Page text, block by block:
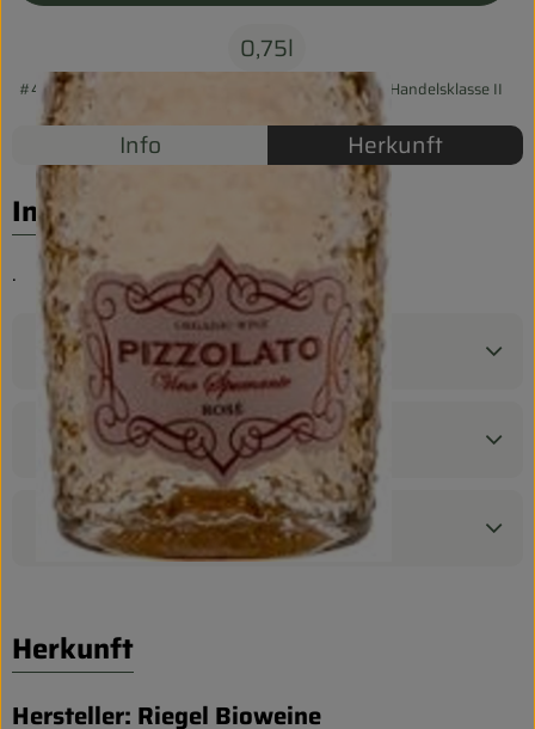
Pferdepension & Reitbetrieb
Firmenkunden
0,75l
#48010 19% MwSt Handelsklasse II
Info Herkunft
Info
.
Produktinformationen
Zutaten
Produktdatenblatt
Herkunft
Hersteller: Riegel Bioweine